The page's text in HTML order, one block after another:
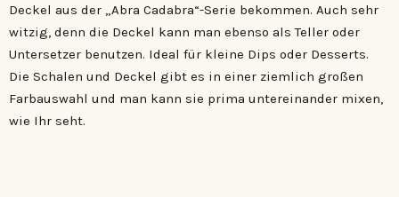
Deckel aus der „Abra Cadabra“-Serie bekommen. Auch sehr
witzig, denn die Deckel kann man ebenso als Teller oder
Untersetzer benutzen. Ideal für kleine Dips oder Desserts.
Die Schalen und Deckel gibt es in einer ziemlich großen
Farbauswahl und man kann sie prima untereinander mixen,
wie Ihr seht.